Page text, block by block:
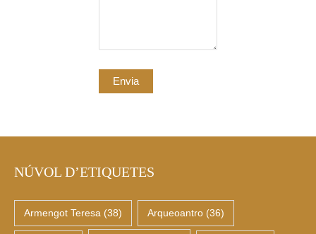
NÚVOL D’ETIQUETES
Armengot Teresa (38) Arqueoantro(36)